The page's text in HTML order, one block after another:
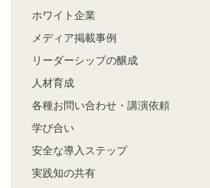
ホワイト企業
メディア掲載事例
リーダーシップの醸成
人材育成
各種お問い合わせ・講演依頼
学び合い
安全な導入ステップ
実践知の共有